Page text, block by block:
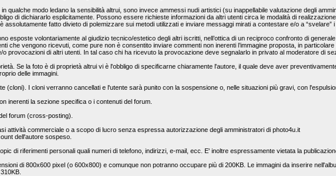
qualche modo ledano la sensibilità altrui, sono invece ammessi nudi artistici (su inappellabile valutazione degli
di dichiararlo esplicitamente. Possono essere richieste informazioni da altri utenti circa le modalità di
assolutamente fatto divieto di polemizzare sui metodi utilizzati e inviare messaggi mirati a contestare e/o a “svelare” i
esposte volontariamente al giudizio tecnico/estetico degli altri iscritti, nell’ottica di un reciproco confronto di
che vengono ricevuti, come pure non è consentito inviare commenti non inerenti l’immagine proposta, in
provocazioni di altri utenti. In tal caso chi ha ricevuto la provocazione deve segnalarlo in privato al moderatore di
Se la foto è di proprietà altrui vi è l'obbligo di specificarne chiaramente l'autore, il quale deve aver
delle immagini.
(cloni). I cloni verranno cancellati e l'utente sarà punito con la sospensione o, nelle situazioni più gravi, con
inerenti la sezione specifica o i contenuti del forum.
forum (cross-posting).
attività commerciale o a scopo di lucro senza espressa autorizzazione degli amministratori di photo4u.it
dell'autore sospeso.
di riferimenti personali quali numeri di telefono, indirizzi, e-mail, ecc. E' inoltre espressamente vietata la
di 800x600 pixel (o 600x800) e comunque non potranno occupare più di 200KB. Le immagini da inserire